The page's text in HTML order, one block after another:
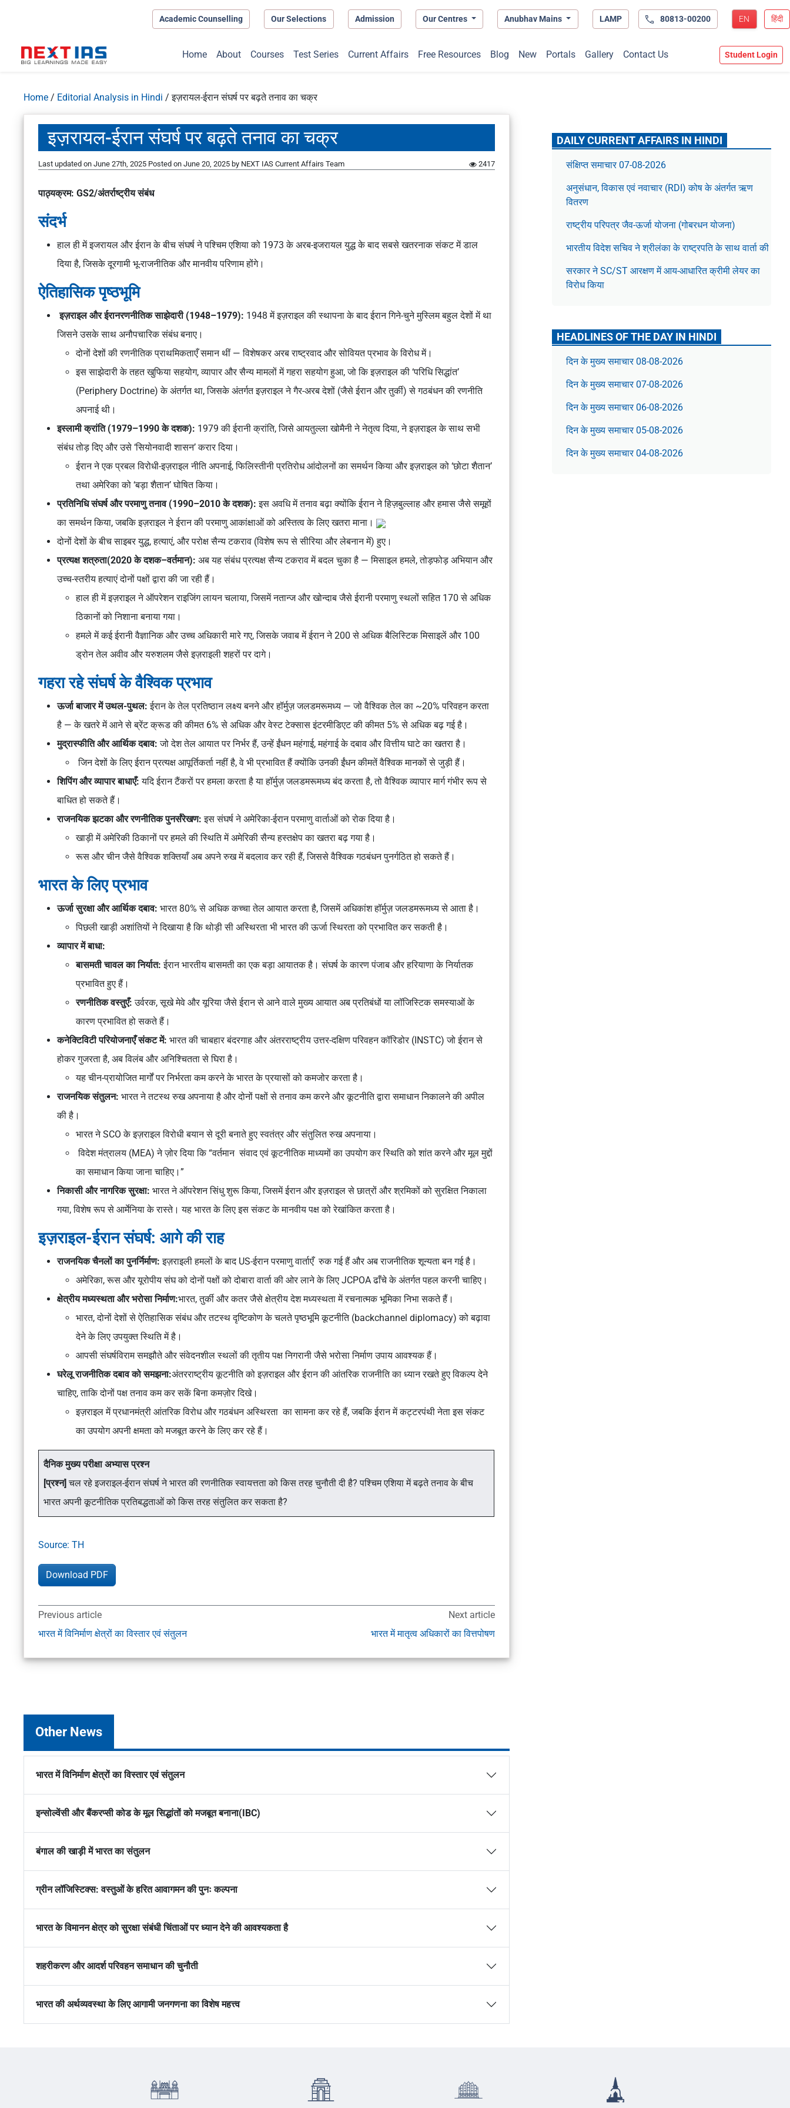
Academic Counselling Our Selections Admission Our Centres Anubhav Mains LAMP 80813-00200 EN हिंदी
Home About Courses Test Series Current Affairs Free Resources Blog New Portals Gallery Contact Us Student Login
Home / Editorial Analysis in Hindi /इज़रायल-ईरान संघर्ष पर बढ़ते तनाव का चक्र
इज़रायल-ईरान संघर्ष पर बढ़ते तनाव का चक्र
Last updated on June 27th, 2025 Posted on June 20, 2025 by NEXT IAS Current Affairs Team 2417
पाठ्यक्रम: GS2/अंतर्राष्ट्रीय संबंध
संदर्भ
हाल ही में इजरायल और ईरान के बीच संघर्ष ने पश्चिम एशिया को 1973 के अरब-इजरायल युद्ध के बाद सबसे खतरनाक संकट में डाल
दिया है, जिसके दूरगामी भू-राजनीतिक और मानवीय परिणाम होंगे।
ऐतिहासिक पृष्ठभूमि
इज़राइल और ईरानरणनीतिक साझेदारी (1948–1979): 1948 में इज़राइल की स्थापना के बाद ईरानगिने-चुने मुस्लिम बहुल देशों मेंथा
जिसने उसके साथ अनौपचारिक संबंधबनाए।
दोनों देशों कीरणनीतिक प्राथमिकताएँ समानथीं — विशेषकर अरब राष्ट्रवाद और सोवियत प्रभावके विरोध में।
इस साझेदारी के तहतखुफिया सहयोग, व्यापार और सैन्य मामलोंमें गहरा सहयोग हुआ, जो कि इज़राइल की ‘परिधि सिद्धांत’
(Periphery Doctrine) के अंतर्गत था, जिसके अंतर्गत इज़राइल ने गैर-अरब देशों (जैसे ईरान और तुर्की) से गठबंधन की रणनीति
अपनाई थी।
इस्लामी क्रांति (1979–1990 के दशक): 1979 कीईरानी क्रांति, जिसे आयतुल्ला खोमैनीने नेतृत्व दिया, ने इज़राइल के साथसभी
संबंध तोड़दिए और उसे ‘सियोनवादी शासन’करार दिया।
ईरान ने एकप्रबल विरोधी-इज़राइल नीतिअपनाई,फिलिस्तीनी प्रतिरोध आंदोलनोंका समर्थन किया और इज़राइल को ‘छोटा शैतान’
तथा अमेरिका को ‘बड़ा शैतान’घोषित किया।
प्रतिनिधि संघर्ष और परमाणु तनाव (1990–2010 के दशक): इस अवधि में तनाव बढ़ा क्योंकि ईरान नेहिज़बुल्लाह और हमासजैसे समूहों
का समर्थन किया, जबकि इज़राइल ने ईरान कीपरमाणु आकांक्षाओंको अस्तित्व के लिए खतरामाना।
दोनों देशों के बीचसाइबर युद्ध, हत्याएं, औरपरोक्ष सैन्य टकराव (विशेष रूप से सीरिया और लेबनान में) हुए।
प्रत्यक्ष शत्रुता(2020 के दशक–वर्तमान): अब यह संबंधप्रत्यक्ष सैन्य टकरावमें बदल चुका है —मिसाइल हमले, तोड़फोड़ अभियान और
उच्च-स्तरीय हत्याएंदोनों पक्षों द्वारा की जा रही हैं।
हाल ही में इज़राइल नेऑपरेशन राइजिंग लायनचलाया, जिसमेंनतान्ज और खोन्दाबजैसेईरानी परमाणु स्थलोंसहित 170 से अधिक
ठिकानोंको निशाना बनाया गया।
हमले में कईईरानी वैज्ञानिक और उच्च अधिकारीमारे गए, जिसके जवाब में ईरान ने200 से अधिक बैलिस्टिक मिसाइलें और 100
ड्रोनतेल अवीव और यरुशलम जैसे इज़राइली शहरों पर दागे।
गहरा रहे संघर्ष के वैश्विक प्रभाव
ऊर्जा बाजार में उथल-पुथल: ईरान केतेल प्रतिष्ठानलक्ष्य बनने औरहॉर्मुज़ जलडमरूमध्य — जो वैश्विक तेल का ~20% परिवहन करता
है — के खतरे में आने से ब्रेंट क्रूड की कीमत 6% से अधिकऔरवेस्ट टेक्सास इंटरमीडिएटकी कीमत 5% से अधिकबढ़ गई है।
मुद्रास्फीति और आर्थिक दबाव: जो देशतेल आयातपर निर्भर हैं, उन्हेंईंधन महंगाई,महंगाई के दबाव औरवित्तीय घाटेका खतरा है।
जिन देशों के लिए ईरान प्रत्यक्ष आपूर्तिकर्ता नहीं है, वे भी प्रभावित हैं क्योंकि उनकी ईंधन कीमतेंवैश्विक मानकों से जुड़ीहैं।
शिपिंग और व्यापार बाधाएँ: यदि ईरानटैंकरों पर हमला करताहै याहॉर्मुज़ जलडमरूमध्य बंद करताहै, तोवैश्विक व्यापार मार्ग गंभीर रूप से
बाधितहो सकते हैं।
राजनयिक झटका और रणनीतिक पुनर्संरेखण: इस संघर्ष नेअमेरिका-ईरान परमाणु वार्ताओंको रोक दिया है।
खाड़ी में अमेरिकी ठिकानों पर हमलेकी स्थिति मेंअमेरिकी सैन्य हस्तक्षेपका खतरा बढ़ गया है।
रूस और चीन जैसे वैश्विक शक्तियाँअब अपने रुख में बदलाव कर रही हैं, जिससेवैश्विक गठबंधन पुनर्गठितहो सकते हैं।
भारत के लिए प्रभाव
ऊर्जा सुरक्षा और आर्थिक दबाव: भारत 80% से अधिक कच्चा तेल आयातकरता है, जिसमें अधिकांशहॉर्मुज़ जलडमरूमध्यसे आता है।
पिछली खाड़ी अशांतियों ने दिखाया है किथोड़ी सी अस्थिरता भी भारत की ऊर्जा स्थिरताको प्रभावित कर सकती है।
व्यापार में बाधा:
बासमती चावल का निर्यात: ईरान भारतीय बासमती का एक बड़ा आयातक है। संघर्ष के कारणपंजाब और हरियाणा के निर्यातक
प्रभावितहुए हैं।
रणनीतिक वस्तुएँ:उर्वरक, सूखे मेवे और यूरियाजैसे ईरान से आने वाले मुख्य आयात अबप्रतिबंधों या लॉजिस्टिक समस्याओंके
कारण प्रभावित हो सकते हैं।
कनेक्टिविटी परियोजनाएँ संकट में: भारत कीचाबहार बंदरगाह और अंतरराष्ट्रीय उत्तर-दक्षिण परिवहन कॉरिडोर (INSTC) जो ईरान से
होकर गुजरता है, अबविलंब और अनिश्चिततासे घिरा है।
यहचीन-प्रायोजित मार्गोंपर निर्भरता कम करने के भारत के प्रयासों को कमजोर करता है।
राजनयिक संतुलन: भारत नेतटस्थ रुखअपनाया है औरदोनों पक्षों से तनाव कम करने और कूटनीति द्वारा समाधान निकालनेकी अपील
की है।
भारत नेSCO के इज़राइल विरोधी बयानसे दूरी बनाते हुएस्वतंत्र और संतुलित रुखअपनाया।
विदेश मंत्रालय (MEA) ने ज़ोर दिया कि “वर्तमान संवाद एवं कूटनीतिक माध्यमोंका उपयोग कर स्थिति को शांत करने और मूल मुद्दों
का समाधान किया जाना चाहिए।”
निकासी और नागरिक सुरक्षा: भारत नेऑपरेशन सिंधुशुरू किया, जिसमेंईरान और इज़राइल से छात्रों और श्रमिकों को सुरक्षित निकाला
गया, विशेष रूप से आर्मेनियाके रास्ते। यह भारत के लिए इस संकट केमानवीय पक्षको रेखांकित करता है।
इज़राइल-ईरान संघर्ष: आगे की राह
राजनयिक चैनलों का पुनर्निर्माण: इज़राइली हमलों के बाद US-ईरान परमाणु वार्ताएँरुक गई हैं और अबराजनीतिक शून्यताबन गई है।
अमेरिका, रूस और यूरोपीय संघकोदोनों पक्षों को दोबारा वार्ताकी ओर लाने के लिए JCPOA ढाँचेके अंतर्गत पहल करनी चाहिए।
क्षेत्रीय मध्यस्थता और भरोसा निर्माण:भारत, तुर्की और कतरजैसे क्षेत्रीय देशमध्यस्थता में रचनात्मक भूमिका निभा सकते हैं।
भारत,दोनों देशों से ऐतिहासिक संबंधऔरतटस्थ दृष्टिकोणके चलतेपृष्ठभूमि कूटनीति (backchannel diplomacy) को बढ़ावा
देने के लिए उपयुक्त स्थिति में है।
आपसी संघर्षविराम समझौते और संवेदनशील स्थलों की तृतीय पक्ष निगरानीजैसे भरोसा निर्माण उपाय आवश्यक हैं।
घरेलू राजनीतिक दबाव को समझना:अंतरराष्ट्रीय कूटनीतिको इज़राइल और ईरान की आंतरिक राजनीतिका ध्यान रखते हुए विकल्प देने
चाहिए, ताकिदोनों पक्ष तनाव कम कर सकेंबिनाकमज़ोर दिखे।
इज़राइल में प्रधानमंत्री आंतरिक विरोध और गठबंधन अस्थिरता का सामना कर रहे हैं, जबकि ईरान मेंकट्टरपंथी नेता इस संकट
का उपयोग अपनी क्षमता को मजबूत करनेके लिए कर रहे हैं।
दैनिक मुख्य परीक्षा अभ्यास प्रश्न
[प्रश्न]चल रहे इजराइल-ईरान संघर्ष ने भारत की रणनीतिक स्वायत्तता को किस तरह चुनौती दी है? पश्चिम एशिया में बढ़ते तनाव के बीच
भारत अपनी कूटनीतिक प्रतिबद्धताओं को किस तरह संतुलित कर सकता है?
Source: TH
Download PDF
Previous article
भारत में विनिर्माण क्षेत्रों का विस्तार एवं संतुलन
Next article
भारत में मातृत्व अधिकारों का वित्तपोषण
Other News
भारत में विनिर्माण क्षेत्रों का विस्तार एवं संतुलन
इन्सोल्वेंसी और बैंकरप्सी कोड के मूल सिद्धांतों को मजबूत बनाना(IBC)
बंगाल की खाड़ी में भारत का संतुलन
ग्रीन लॉजिस्टिक्स: वस्तुओं के हरित आवागमन की पुनः कल्पना
भारत के विमानन क्षेत्र को सुरक्षा संबंधी चिंताओं पर ध्यान देने की आवश्यकता है
शहरीकरण और आदर्श परिवहन समाधान की चुनौती
भारत की अर्थव्यवस्था के लिए आगामी जनगणना का विशेष महत्त्व
DAILY CURRENT AFFAIRS IN HINDI
संक्षिप्त समाचार 07-08-2026
अनुसंधान, विकास एवं नवाचार (RDI) कोष के अंतर्गत ऋण
वितरण
राष्ट्रीय परिपत्र जैव-ऊर्जा योजना (गोबरधन योजना)
भारतीय विदेश सचिव ने श्रीलंका के राष्ट्रपति के साथ वार्ता की
सरकार ने SC/ST आरक्षण में आय-आधारित क्रीमी लेयर का
विरोध किया
HEADLINES OF THE DAY IN HINDI
दिन के मुख्य समाचार 08-08-2026
दिन के मुख्य समाचार 07-08-2026
दिन के मुख्य समाचार 06-08-2026
दिन के मुख्य समाचार 05-08-2026
दिन के मुख्य समाचार 04-08-2026